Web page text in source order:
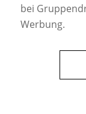
bei
Werbung.